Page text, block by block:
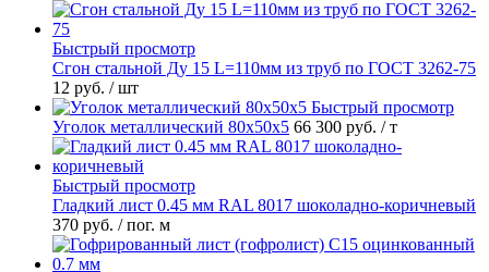
Быстрый просмотр
Сгон стальной Ду 15 L=110мм из труб по ГОСТ 3262-75
12 руб. / шт
Быстрый просмотр
Уголок металлический 80х50х5 66 300 руб. / т
Быстрый просмотр
Гладкий лист 0.45 мм RAL 8017 шоколадно-коричневый
370 руб. / пог. м